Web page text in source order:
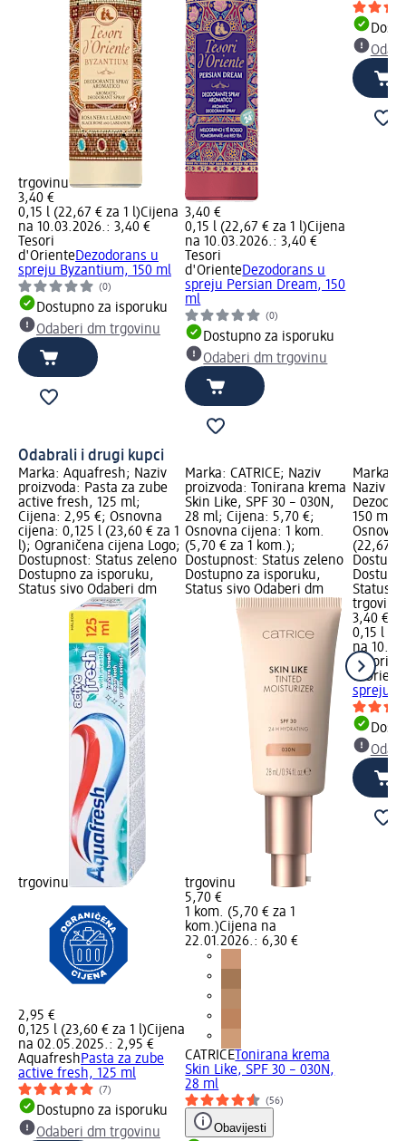
trgovinu
3,40 €
0,15 l (22,67 € za 1 l)Cijena
na 10.03.2026.: 3,40 €
Tesori
d'OrienteDezodorans u
spreju Byzantium, 150 ml
(0)
Dostupno za isporuku
Odaberi dm trgovinu
3,40 €
0,15 l (22,67 € za 1 l)Cijena
na 10.03.2026.: 3,40 €
Tesori
d'OrienteDezodorans u
spreju Persian Dream, 150
ml
(0)
Dostupno za isporuku
Odaberi dm trgovinu
Odabrali i drugi kupci
Marka: Aquafresh; Naziv
proizvoda: Pasta za zube
active fresh, 125 ml;
Cijena: 2,95 €; Osnovna
cijena: 0,125 l (23,60 € za 1
l); Ograničena cijena Logo;
Dostupnost: Status zeleno
Dostupno za isporuku,
Status sivo Odaberi dm
trgovinu
2,95 €
0,125 l (23,60 € za 1 l)Cijena
na 02.05.2025.: 2,95 €
AquafreshPasta za zube
active fresh, 125 ml
(7)
Dostupno za isporuku
Odaberi dm trgovinu
Marka: CATRICE; Naziv
proizvoda: Tonirana krema
Skin Like, SPF 30 – 030N,
28 ml; Cijena: 5,70 €;
Osnovna cijena: 1 kom.
(5,70 € za 1 kom.);
Dostupnost: Status zeleno
Dostupno za isporuku,
Status sivo Odaberi dm
trgovinu
5,70 €
1 kom. (5,70 € za 1
kom.)Cijena na
22.01.2026.: 6,30 €
CATRICE Tonirana krema
Skin Like, SPF 30 – 030N,
28 ml
(56)
Obavijesti
Marka:
Naziv
150 ml;
(22,67 €
Status
trgovinu
3,40 €
0,15 l
na
Tesori
spreju